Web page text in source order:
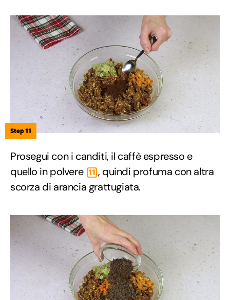
Step 11
Prosegui con i canditi, il caffè espresso e
quello in polvere 11 , quindi profuma con altra
scorza di arancia grattugiata.